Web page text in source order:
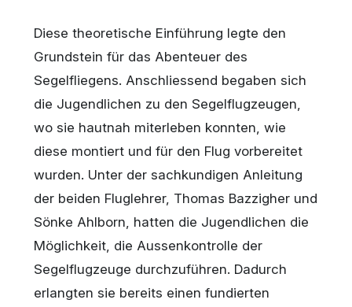
Diese theoretische Einführung legte den
Grundstein für das Abenteuer des
Segelfliegens. Anschliessend begaben sich
die Jugendlichen zu den Segelflugzeugen,
wo sie hautnah miterleben konnten, wie
diese montiert und für den Flug vorbereitet
wurden. Unter der sachkundigen Anleitung
der beiden Fluglehrer, Thomas Bazzigher und
Sönke Ahlborn, hatten die Jugendlichen die
Möglichkeit, die Aussenkontrolle der
Segelflugzeuge durchzuführen. Dadurch
erlangten sie bereits einen fundierten